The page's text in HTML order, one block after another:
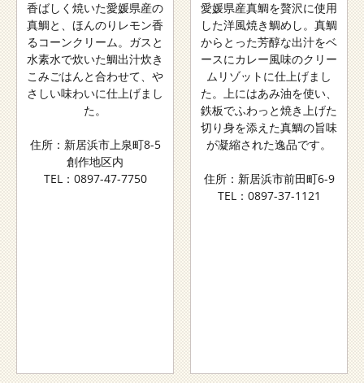
香ばしく焼いた愛媛県産の
真鯛と、ほんのりレモン香
るコーンクリーム。ガスと
水素水で炊いた鯛出汁炊き
こみごはんと合わせて、や
さしい味わいに仕上げまし
た。
住所：新居浜市上泉町8-5
創作地区内
TEL：0897-47-7750
愛媛県産真鯛を贅沢に使用
した洋風焼き鯛めし。真鯛
からとった芳醇な出汁をベ
ースにカレー風味のクリー
ムリゾットに仕上げまし
た。上にはあみ油を使い、
鉄板でふわっと焼き上げた
切り身を添えた真鯛の旨味
が凝縮された逸品です。
住所：新居浜市前田町6-9
TEL：0897-37-1121